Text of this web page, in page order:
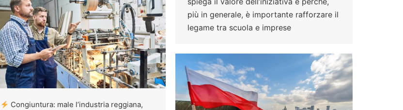
più in generale, è importante rafforzare il
legame tra scuola e imprese
Congiuntura: male l’industria reggiana,